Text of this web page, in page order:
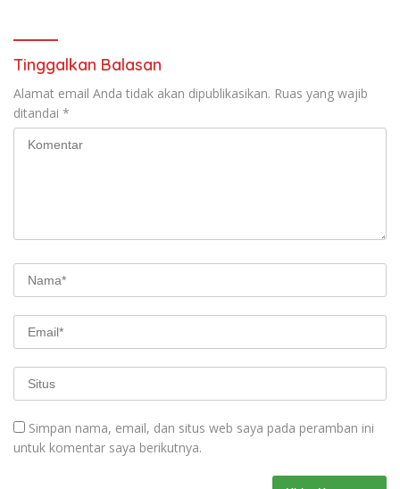
Tinggalkan Balasan
Alamat email Anda tidak akan dipublikasikan. Ruas yang wajib
ditandai *
Simpan nama, email, dan situs web saya pada peramban ini
untuk komentar saya berikutnya.